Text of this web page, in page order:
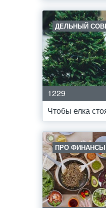
ДЕЛЬНЫЙ
1229
Чтобы елка
ПРО